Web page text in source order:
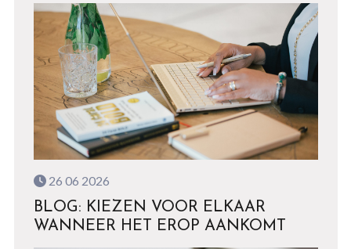
26 06 2026
BLOG: KIEZEN VOOR ELKAAR
WANNEER HET EROP AANKOMT